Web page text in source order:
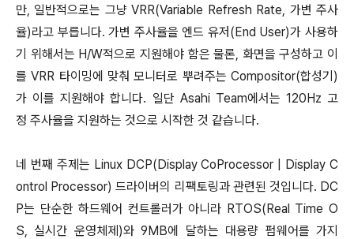
만, 일반적으로는 그냥 VRR(Variable Refresh Rate, 가변 주사
율)라고 부릅니다. 가변 주사율을 엔드 유저(End User)가 사용하
기 위해서는 H/W적으로 지원해야 함은 물론, 화면을 구성하고 이
를 VRR 타이밍에 맞춰 모니터로 뿌려주는 Compositor(합성기)
가 이를 지원해야 합니다. 일단 Asahi Team에서는 120Hz 고
정 주사율을 지원하는 것으로 시작한 것 같습니다.
네 번째 주제는 Linux DCP(Display CoProcessor | Display C
ontrol Processor) 드라이버의 리팩토링과 관련된 것입니다. DC
P는 단순한 하드웨어 컨트롤러가 아니라 RTOS(Real Time O
S, 실시간 운영체제)와 9MB에 달하는 대용량 펌웨어를 가지